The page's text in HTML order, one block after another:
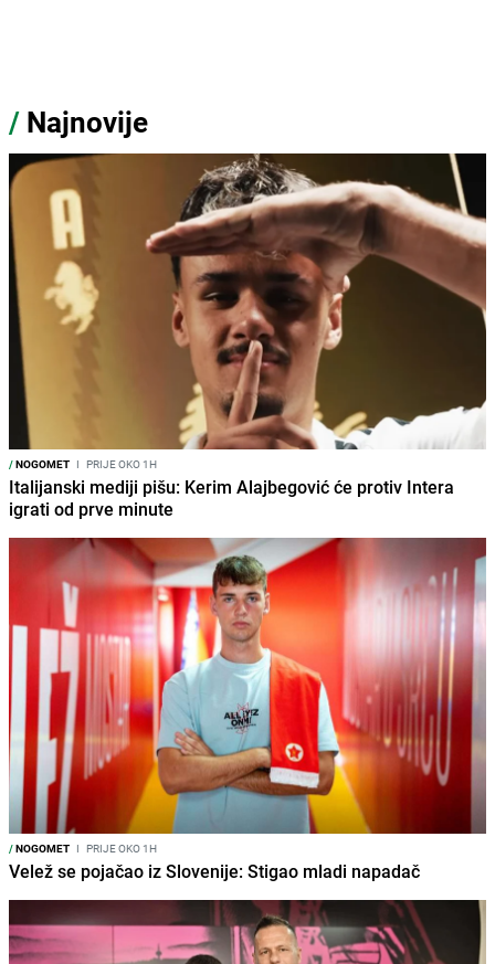
/ Najnovije
/NOGOMET I PRIJE OKO 1H
Italijanski mediji pišu: Kerim Alajbegović će protiv Intera
igrati od prve minute
/NOGOMET I PRIJE OKO 1H
Velež se pojačao iz Slovenije: Stigao mladi napadač